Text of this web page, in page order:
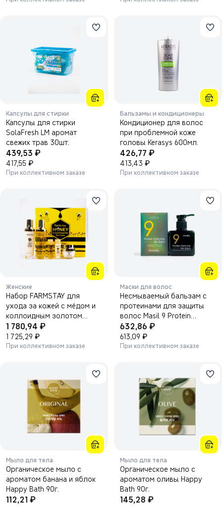
Капсулы для стирки
Капсулы для стирки
SolaFresh LM аромат
свежих трав 30шт.
439,53 ₽
417,55 ₽
При коллективном заказе
Бальзамы и кондиционеры
Кондиционер для волос
при проблемной коже
головы Kerasys 600мл.
426,77 ₽
413,43 ₽
При коллективном заказе
Женские
Набор FARMSTAY для
ухода за кожей с мёдом и
коллоидным золотом
HONEY & GOLD ESSENTIAL
SKIN CARE 3SET
1 780,94 ₽
1 725,29 ₽
При коллективном заказе
Маски для волос
Несмываемый бальзам с
протеинами для защиты
волос Masil 9 Protein
Perfume Silk Balm 180мл.
632,86 ₽
613,09 ₽
При коллективном заказе
Мыло для тела
Органическое мыло с
ароматом банана и яблок
Happy Bath 90г.
112,21 ₽
Мыло для тела
Органическое мыло с
ароматом оливы Happy
Bath 90г.
145,28 ₽